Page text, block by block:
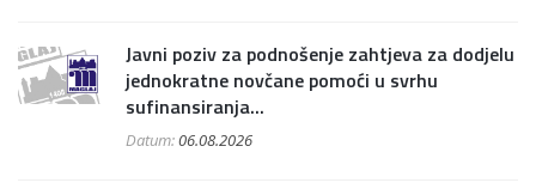
Javni poziv za podnošenje zahtjeva za dodjelu
jednokratne novčane pomoći u svrhu
sufinansiranja...
Datum:06.08.2026